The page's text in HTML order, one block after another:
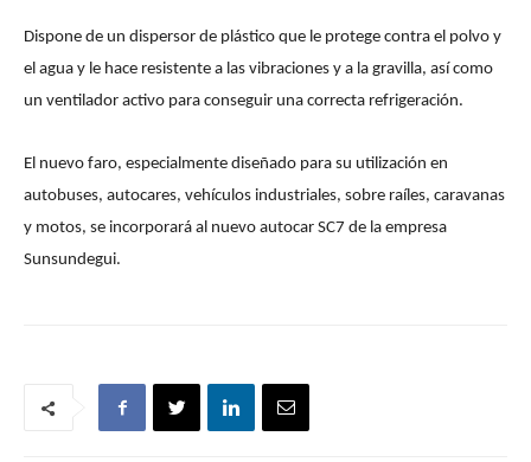
Dispone de un dispersor de plástico que le protege contra el polvo y
el agua y le hace resistente a las vibraciones y a la gravilla, así como
un ventilador activo para conseguir una correcta refrigeración.
El nuevo faro, especialmente diseñado para su utilización en
autobuses, autocares, vehículos industriales, sobre raíles, caravanas
y motos, se incorporará al nuevo autocar SC7 de la empresa
Sunsundegui.